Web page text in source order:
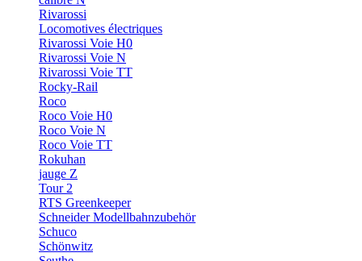
Rivarossi
Locomotives électriques
Rivarossi Voie H0
Rivarossi Voie N
Rivarossi Voie TT
Rocky-Rail
Roco
Roco Voie H0
Roco Voie N
Roco Voie TT
Rokuhan
jauge Z
Tour 2
RTS Greenkeeper
Schneider Modellbahnzubehör
Schuco
Schönwitz